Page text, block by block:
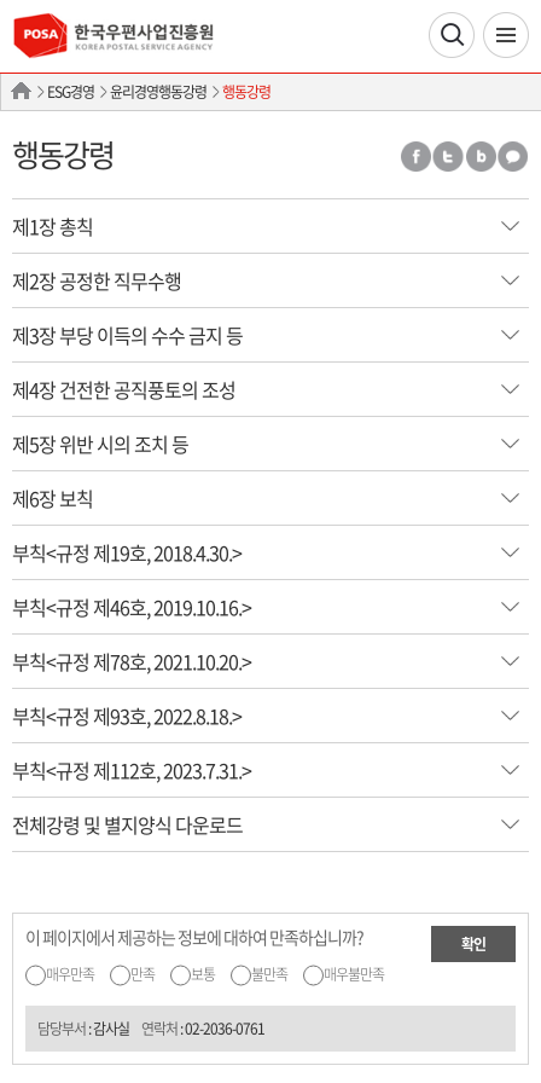
ESG경영 윤리경영행동강령 행동강령
행동강령
제1장 총칙
제2장 공정한 직무수행
제3장 부당 이득의 수수 금지 등
제4장 건전한 공직풍토의 조성
제5장 위반 시의 조치 등
제6장 보칙
부칙<규정 제19호, 2018.4.30.>
부칙<규정 제46호, 2019.10.16.>
부칙<규정 제78호, 2021.10.20.>
부칙<규정 제93호, 2022.8.18.>
부칙<규정 제112호, 2023.7.31.>
전체강령 및 별지양식 다운로드
이 페이지에서 제공하는 정보에 대하여 만족하십니까?
매우만족 만족 보통 불만족 매우불만족
확인
담당부서: 감사실 연락처:02-2036-0761